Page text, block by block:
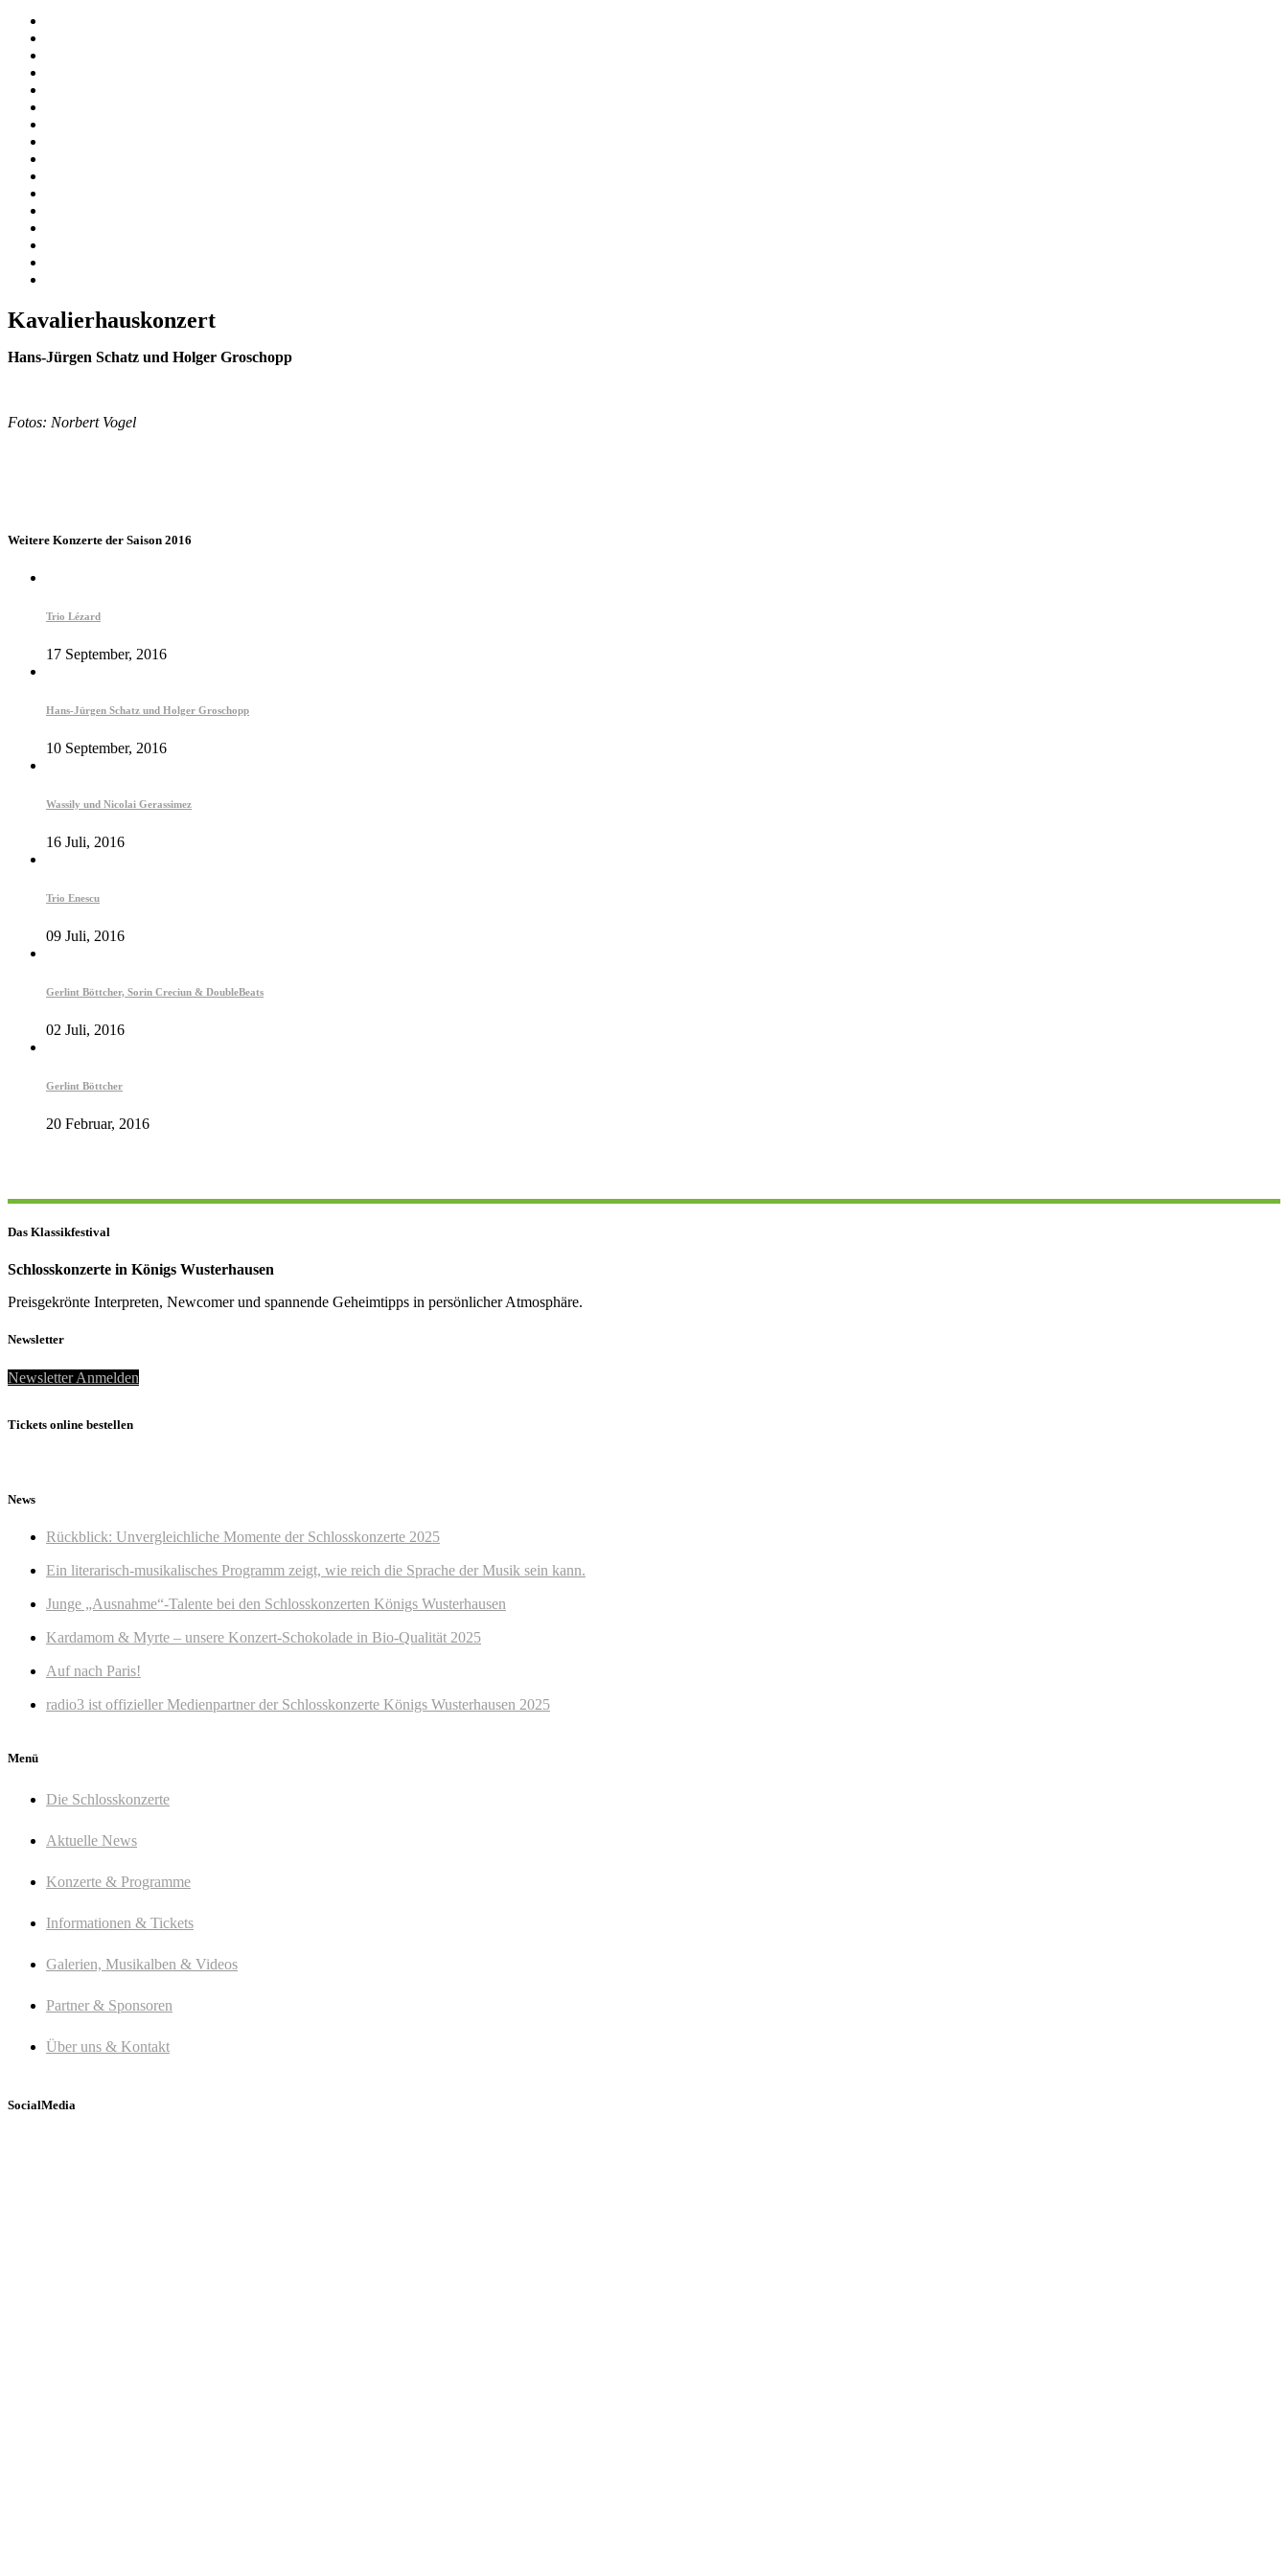
Kavalierhauskonzert
Hans-Jürgen Schatz und Holger Groschopp
Fotos: Norbert Vogel
Weitere Konzerte der Saison 2016
Trio Lézard
17 September, 2016
Hans-Jürgen Schatz und Holger Groschopp
10 September, 2016
Wassily und Nicolai Gerassimez
16 Juli, 2016
Trio Enescu
09 Juli, 2016
Gerlint Böttcher, Sorin Creciun & DoubleBeats
02 Juli, 2016
Gerlint Böttcher
20 Februar, 2016
Das Klassikfestival
Schlosskonzerte in Königs Wusterhausen
Preisgekrönte Interpreten, Newcomer und spannende Geheimtipps in persönlicher Atmosphäre.
Newsletter
Newsletter Anmelden
Tickets online bestellen
News
Rückblick: Unvergleichliche Momente der Schlosskonzerte 2025
Ein literarisch-musikalisches Programm zeigt, wie reich die Sprache der Musik sein kann.
Junge „Ausnahme“-Talente bei den Schlosskonzerten Königs Wusterhausen
Kardamom & Myrte – unsere Konzert-Schokolade in Bio-Qualität 2025
Auf nach Paris!
radio3 ist offizieller Medienpartner der Schlosskonzerte Königs Wusterhausen 2025
Menü
Die Schlosskonzerte
Aktuelle News
Konzerte & Programme
Informationen & Tickets
Galerien, Musikalben & Videos
Partner & Sponsoren
Über uns & Kontakt
SocialMedia